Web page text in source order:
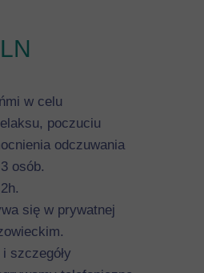
w celu
poczuciu
odczuwania
osób.
się w prywatnej
szczegóły